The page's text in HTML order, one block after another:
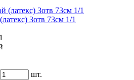
3отв 73см 1/1
шт.